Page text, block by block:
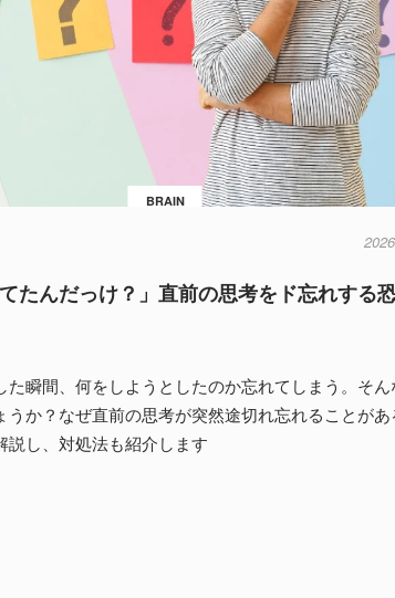
BRAIN
たんだっけ？」直前の思考をド忘れする
た瞬間、何をしようとしたのか忘れてしまう。そん
うか？なぜ直前の思考が突然途切れ忘れることがあ
説し、対処法も紹介します